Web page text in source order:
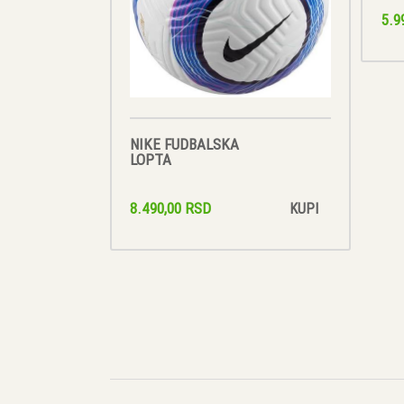
NIKE FUDBALSKA
LOPTA
8.490,00 RSD KUPI